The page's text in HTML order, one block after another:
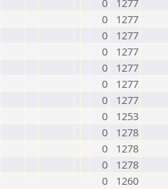
0
1277
0
1277
0
1277
0
1277
0
1277
0
1277
0
1277
0
1253
0
1278
0
1278
0
1278
0
1260